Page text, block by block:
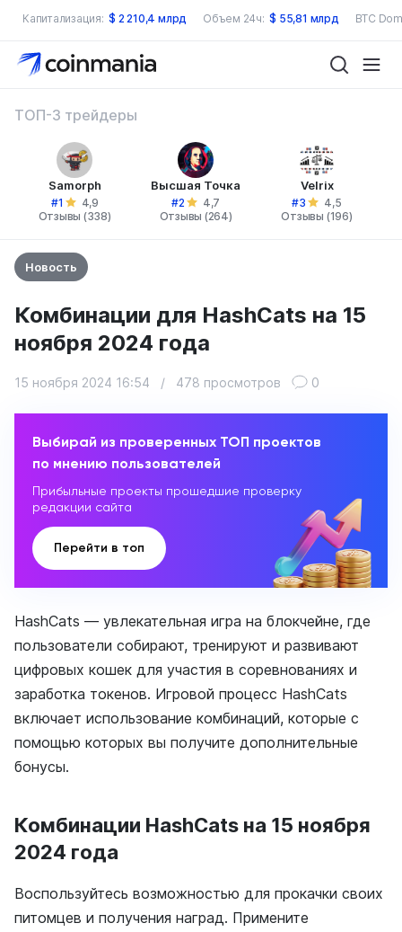
Капитализация: $ 2 210,4 млрд Объем 24ч: $ 55,81 млрд BTC
ТОП-3 трейдеры
Samorph
#1
4,9
Отзывы (338)
Высшая Точка
#2
4,7
Отзывы (264)
Velrix
#3
4,5
Отзывы (196)
Новость
Комбинации для HashCats на 15
ноября 2024 года
15 ноября 2024 16:54 / 478 просмотров 0
Выбирай из проверенных ТОП проектов
по мнению пользователей
Прибыльные проекты прошедшие проверку
редакции сайта
Перейти в топ
HashCats — увлекательная игра на блокчейне, где
пользователи собирают, тренируют и развивают
цифровых кошек для участия в соревнованиях и
заработка токенов. Игровой процесс HashCats
включает использование комбинаций, которые с
помощью которых вы получите дополнительные
бонусы.
Комбинации HashCats на 15 ноября
2024 года
Воспользуйтесь возможностью для прокачки своих
питомцев и получения наград. Примените